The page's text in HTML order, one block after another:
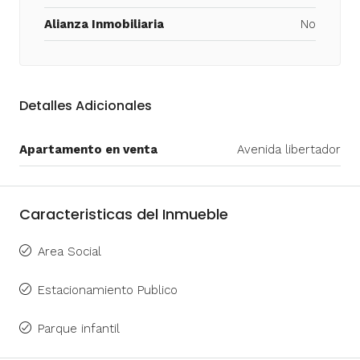
Alianza Inmobiliaria No
Detalles Adicionales
Apartamento en venta Avenida libertador
Caracteristicas del Inmueble
Area Social
Estacionamiento Publico
Parque infantil